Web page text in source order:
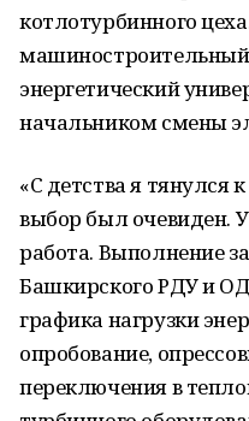
котлотурбинного
энергетический
начальником смены
«С детства я тянулся
выбор был очевиден.
работа. Выполнение
Башкирского РДУ и
графика нагрузки
опробование,
переключения в